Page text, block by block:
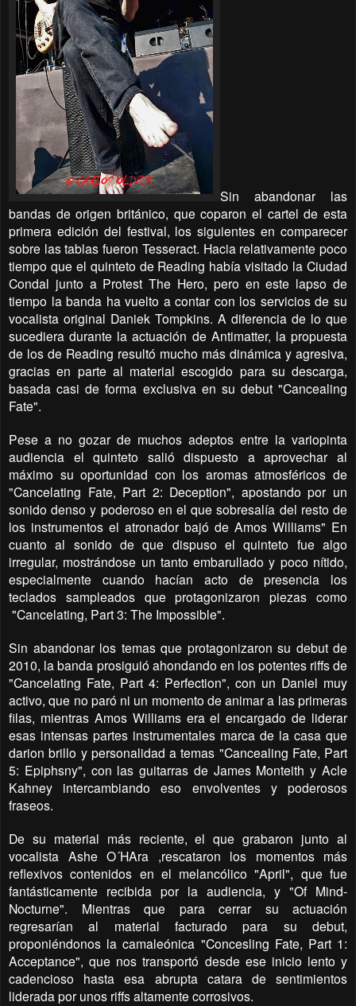
Sin abandonar las
bandas de origen británico, que coparon el cartel de esta
primera edición del festival, los siguientes en comparecer
sobre las tablas fueron Tesseract. Hacia relativamente poco
tiempo que el quinteto de Reading había visitado la Ciudad
Condal junto a Protest The Hero, pero en este lapso de
tiempo la banda ha vuelto a contar con los servicios de su
vocalista original Daniek Tompkins. A diferencia de lo que
sucediera durante la actuación de Antimatter, la propuesta
de los de Reading resultó mucho más dinámica y agresiva,
gracias en parte al material escogido para su descarga,
basada casi de forma exclusiva en su debut "Cancealing
Fate".
Pese a no gozar de muchos adeptos entre la variopinta
audiencia el quinteto salió dispuesto a aprovechar al
máximo su oportunidad con los aromas atmosféricos de
"Cancelating Fate, Part 2: Deception", apostando por un
sonido denso y poderoso en el que sobresalía del resto de
los instrumentos el atronador bajó de Amos Williams" En
cuanto al sonido de que dispuso el quinteto fue algo
irregular, mostrándose un tanto embarullado y poco nítido,
especialmente cuando hacían acto de presencia los
teclados sampleados que protagonizaron piezas como
"Cancelating, Part 3: The Impossible".
Sin abandonar los temas que protagonizaron su debut de
2010, la banda prosiguió ahondando en los potentes riffs de
"Cancelating Fate, Part 4: Perfection", con un Daniel muy
activo, que no paró ni un momento de animar a las primeras
filas, mientras Amos Williams era el encargado de liderar
esas intensas partes instrumentales marca de la casa que
darion brillo y personalidad a temas "Cancealing Fate, Part
5: Epiphsny", con las guitarras de James Monteith y Acle
Kahney intercambiando eso envolventes y poderosos
fraseos.
De su material más reciente, el que grabaron junto al
vocalista Ashe O´HAra ,rescataron los momentos más
reflexivos contenidos en el melancólico "April", que fue
fantásticamente recibida por la audiencia, y "Of Mind-
Nocturne". Mientras que para cerrar su actuación
regresarían al material facturado para su debut,
proponiéndonos la camaleónica "Concesling Fate, Part 1:
Acceptance", que nos transportó desde ese inicio lento y
cadencioso hasta esa abrupta catara de sentimientos
liderada por unos riffs altamente corrosivos.